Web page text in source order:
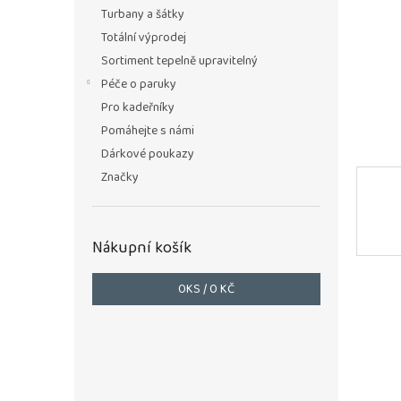
Turbany a šátky
Totální výprodej
Sortiment tepelně upravitelný
Péče o paruky
Pro kadeřníky
Pomáhejte s námi
Dárkové poukazy
Značky
Nákupní košík
0KS /0 KČ